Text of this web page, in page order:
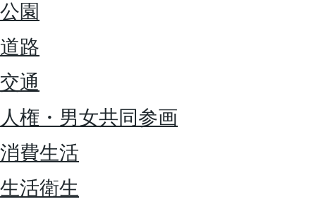
公園
道路
交通
人権・男女共同参画
消費生活
生活衛生